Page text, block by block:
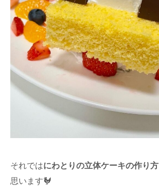
それではにわとりの立体ケーキの作り方
思います🐓